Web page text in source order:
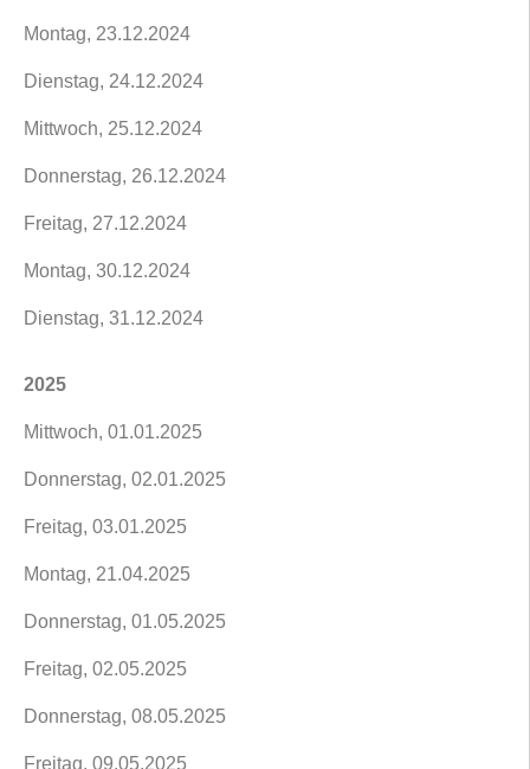
Montag, 23.12.2024
Dienstag, 24.12.2024
Mittwoch, 25.12.2024
Donnerstag, 26.12.2024
Freitag, 27.12.2024
Montag, 30.12.2024
Dienstag, 31.12.2024
2025
Mittwoch, 01.01.2025
Donnerstag, 02.01.2025
Freitag, 03.01.2025
Montag, 21.04.2025
Donnerstag, 01.05.2025
Freitag, 02.05.2025
Donnerstag, 08.05.2025
Freitag, 09.05.2025